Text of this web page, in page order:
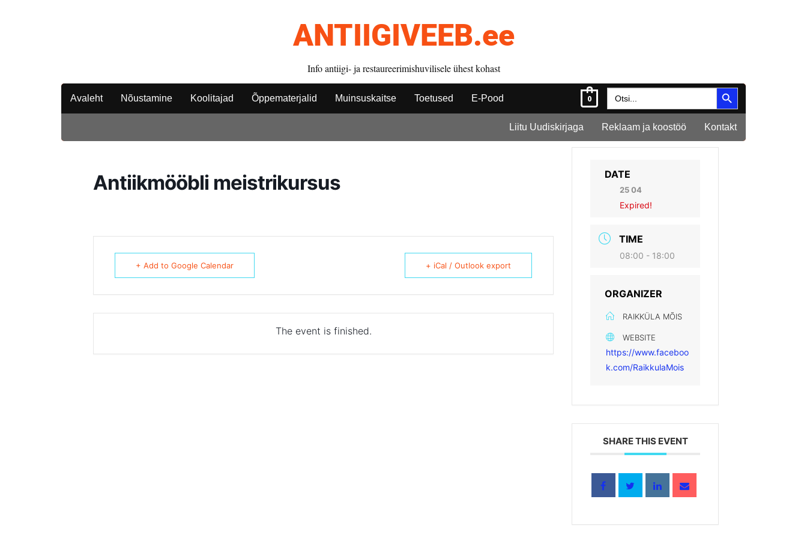
ANTIIGIVEEB.ee
Info antiigi- ja restaureerimishuvilisele ühest kohast
Avaleht Nõustamine Koolitajad Õppematerjalid Muinsuskaitse Toetused E-Pood 0
Search
for:
Search Button
Liitu Uudiskirjaga Reklaam ja koostöö Kontakt
Antiikmööbli meistrikursus
+ Add to Google Calendar + iCal / Outlook export
The event is finished.
DATE
25 04
Expired!
TIME
08:00 - 18:00
ORGANIZER
RAIKKÜLA MÕIS
WEBSITE
https://www.faceboo
k.com/RaikkulaMois
SHARE THIS EVENT